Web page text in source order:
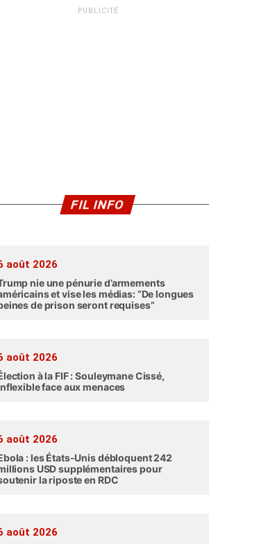
PUBLICITÉ
FIL INFO
août 2026
nie une pénurie d’armements
et vise les médias: “De longues
de prison seront requises”
août 2026
à la FIF : Souleymane Cissé,
face aux menaces
août 2026
: les États-Unis débloquent 242
USD supplémentaires pour
la riposte en RDC
août 2026